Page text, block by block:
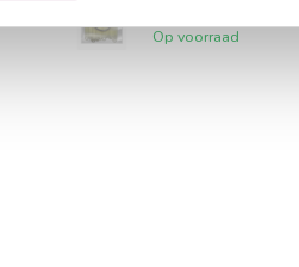
Op voorraad